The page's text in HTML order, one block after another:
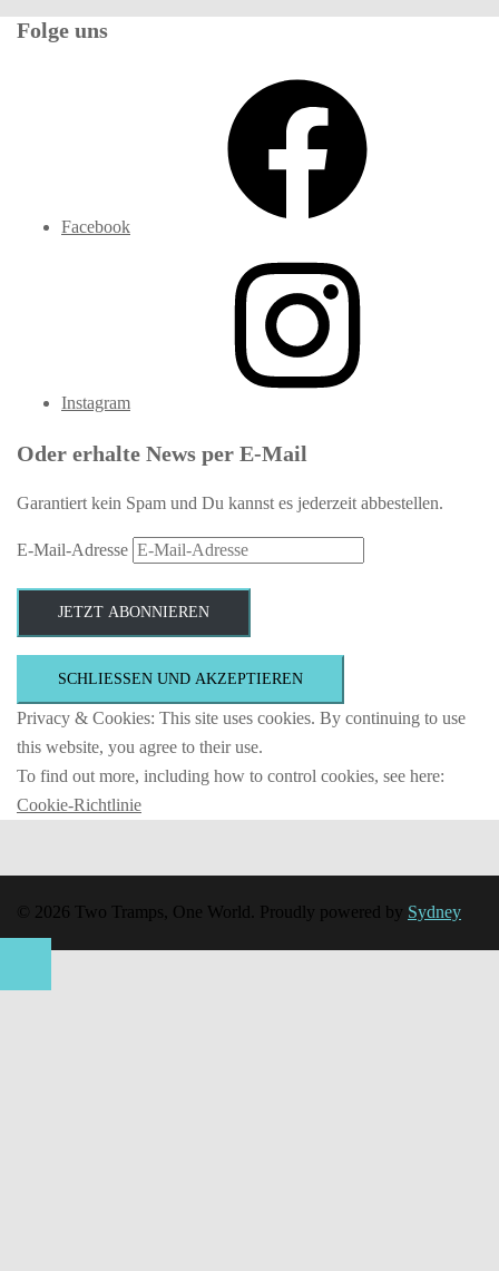
Folge uns
Facebook
Instagram
Oder erhalte News per E-Mail
Garantiert kein Spam und Du kannst es jederzeit abbestellen.
E-Mail-Adresse
JETZT ABONNIEREN
Privacy & Cookies: This site uses cookies. By continuing to use
this website, you agree to their use.
To find out more, including how to control cookies, see here:
Cookie-Richtlinie
© 2026 Two Tramps, One World. Proudly powered by Sydney